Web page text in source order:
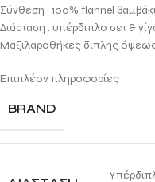
Σύνθεση : 100% flannel
Διάσταση : υπέρδιπλο σετ &
Μαξιλαροθήκες διπλής
Επιπλέον πληροφορίες
BRAND